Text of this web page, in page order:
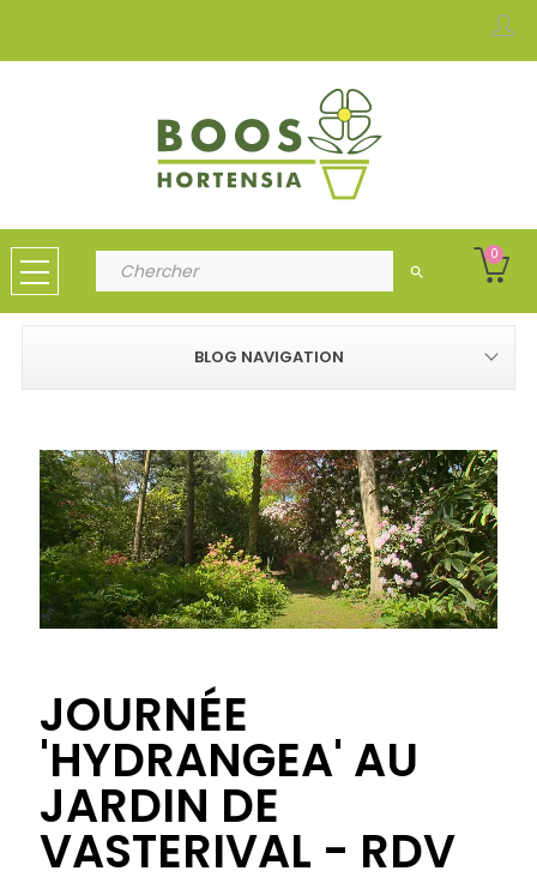
search
0
BLOG NAVIGATION
JOURNÉE
'HYDRANGEA' AU
JARDIN DE
VASTERIVAL - RDV